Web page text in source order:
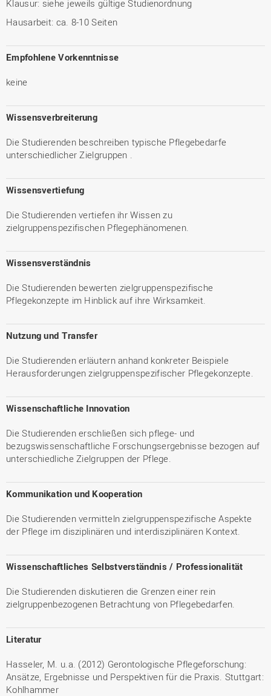
Klausur: siehe jeweils gültige Studienordnung
Hausarbeit: ca. 8-10 Seiten
Empfohlene Vorkenntnisse
keine
Wissensverbreiterung
Die Studierenden beschreiben typische Pflegebedarfe
unterschiedlicher Zielgruppen .
Wissensvertiefung
Die Studierenden vertiefen ihr Wissen zu
zielgruppenspezifischen Pflegephänomenen.
Wissensverständnis
Die Studierenden bewerten zielgruppenspezifische
Pflegekonzepte im Hinblick auf ihre Wirksamkeit.
Nutzung und Transfer
Die Studierenden erläutern anhand konkreter Beispiele
Herausforderungen zielgruppenspezifischer Pflegekonzepte.
Wissenschaftliche Innovation
Die Studierenden erschließen sich pflege- und
bezugswissenschaftliche Forschungsergebnisse bezogen auf
unterschiedliche Zielgruppen der Pflege.
Kommunikation und Kooperation
Die Studierenden vermitteln zielgruppenspezifische Aspekte
der Pflege im disziplinären und interdisziplinären Kontext.
Wissenschaftliches Selbstverständnis / Professionalität
Die Studierenden diskutieren die Grenzen einer rein
zielgruppenbezogenen Betrachtung von Pflegebedarfen.
Literatur
Hasseler, M. u.a. (2012) Gerontologische Pflegeforschung:
Ansätze, Ergebnisse und Perspektiven für die Praxis. Stuttgart:
Kohlhammer